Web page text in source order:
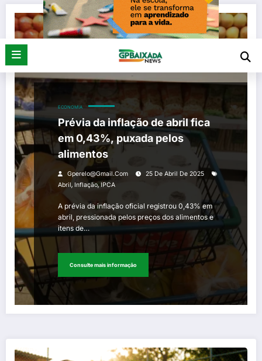
ECONOMIA
Prévia da inflação de abril fica
em 0,43%, puxada pelos
alimentos
Gperelo@gmail.com
25 De Abril De 2025
Abril, Inflação,IPCA
A prévia da inflação oficial registrou 0,43% em
abril, pressionada pelos preços dos alimentos e
itens de…
Consulte mais informação